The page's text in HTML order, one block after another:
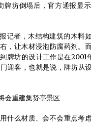
牌坊倒塌后，官方通报显
记者，木结构建筑的木料
，让木材浸泡防腐药剂。
牌坊的设计工作是在2001
迎客，也就是说，牌坊从
会重建集贤亭景区
什么材质、会不会重点考